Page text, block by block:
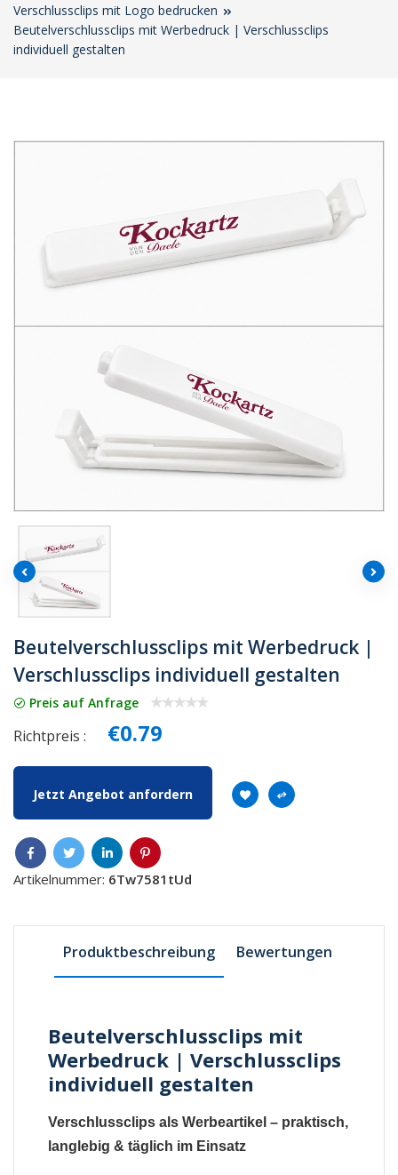
Verschlussclips mit Logo bedrucken
Beutelverschlussclips mit Werbedruck | Verschlussclips
individuell gestalten
Beutelverschlussclips mit Werbedruck |
Verschlussclips individuell gestalten
Preis auf Anfrage
Richtpreis : €0.79
Jetzt Angebot anfordern
Artikelnummer: 6Tw7581tUd
Produktbeschreibung Bewertungen
Beutelverschlussclips mit
Werbedruck | Verschlussclips
individuell gestalten
Verschlussclips als Werbeartikel – praktisch,
langlebig & täglich im Einsatz